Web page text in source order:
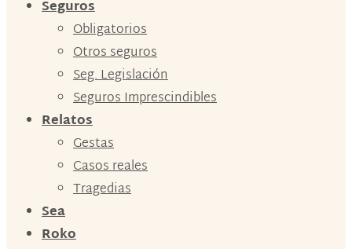
Seguros
Obligatorios
Otros seguros
Seg. Legislación
Seguros Imprescindibles
Relatos
Gestas
Casos reales
Tragedias
Sea
Roko